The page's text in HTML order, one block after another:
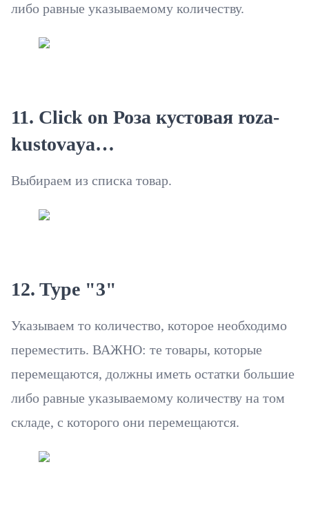
либо равные указываемому количеству.
11. Click on Роза кустовая roza-
kustovaya…
Выбираем из списка товар.
12. Type "3"
Указываем то количество, которое необходимо
переместить. ВАЖНО: те товары, которые
перемещаются, должны иметь остатки большие
либо равные указываемому количеству на том
складе, с которого они перемещаются.